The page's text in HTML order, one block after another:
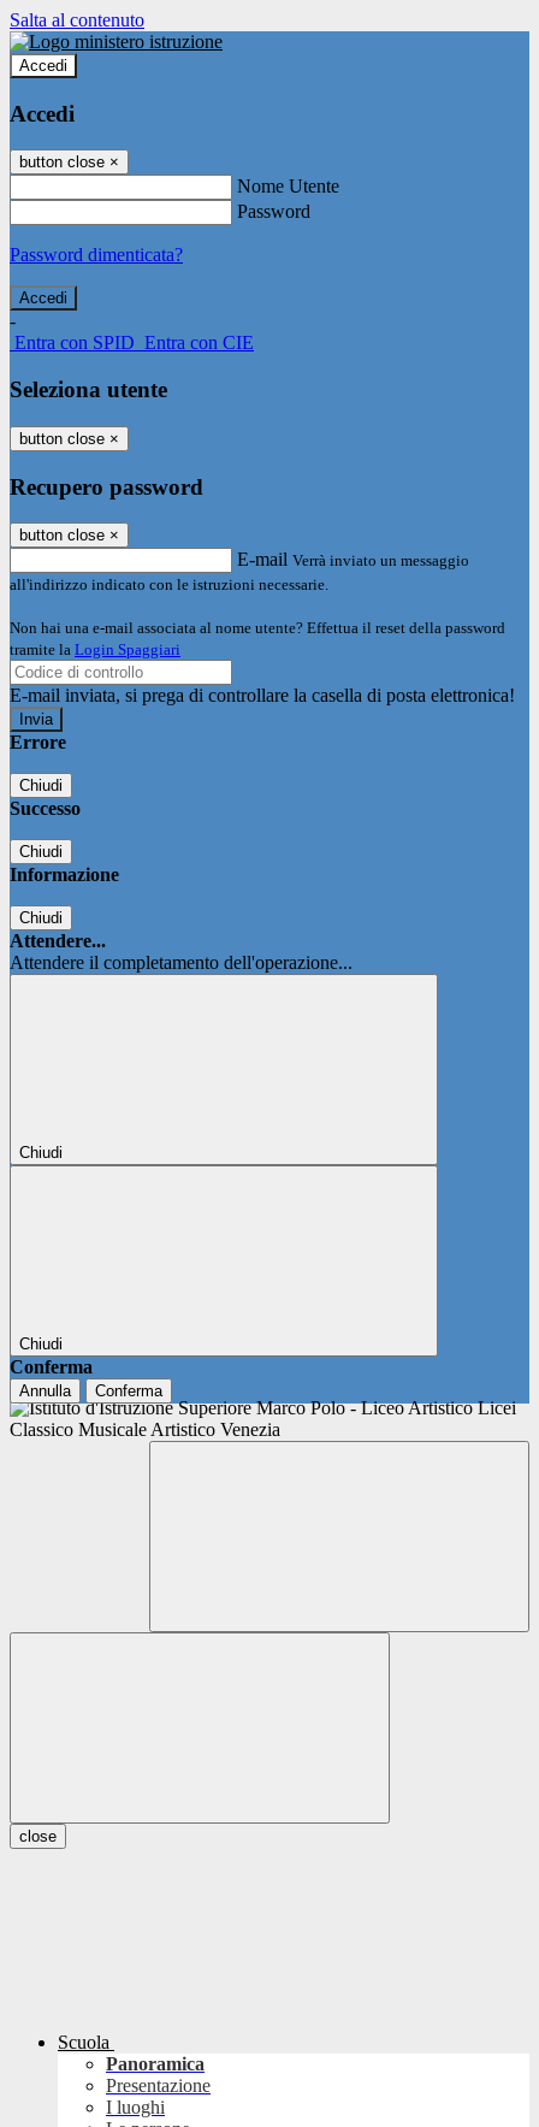
Salta al contenuto
Accedi
Accedi
button close ×
Nome Utente
Password
Password dimenticata?
-
Entra con SPID Entra con CIE
Seleziona utente
button close ×
Recupero password
button close ×
E-mail Verrà inviato un messaggio
all'indirizzo indicato con le istruzioni necessarie.
Non hai una e-mail associata al nome utente? Effettua il reset della password
tramite la Login Spaggiari
E-mail inviata, si prega di controllare la casella di posta elettronica!
Errore
Chiudi
Successo
Chiudi
Informazione
Chiudi
Attendere...
Attendere il completamento dell'operazione...
Chiudi
Chiudi
Conferma
Annulla Conferma
close
Scuola
Panoramica
Presentazione
I luoghi